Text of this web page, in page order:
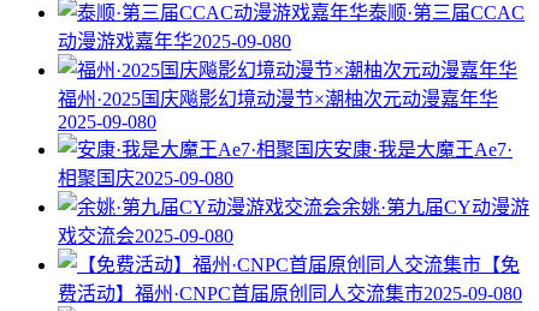
泰顺·第三届CCAC
动漫游戏嘉年华2025-09-080
福州·2025国庆飚影幻境动漫节×潮柚次元动漫嘉年华
2025-09-080
安康·我是大魔王Ae7·
相聚国庆2025-09-080
余姚·第九届CY动漫游
戏交流会2025-09-080
【免
费活动】福州·CNPC首届原创同人交流集市2025-09-080